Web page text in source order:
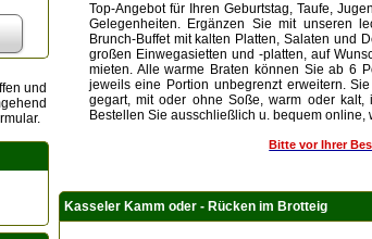
und
Top-Angebot für Ihren Geburtstag, Taufe,
Gelegenheiten. Ergänzen Sie mit unseren
Brunch-Buffet mit kalten Platten, Salaten und
großen Einwegasietten und -platten, auf
mieten. Alle warme Braten können Sie ab 6
jeweils eine Portion unbegrenzt erweitern.
gegart, mit oder ohne Soße, warm oder kalt,
Bestellen Sie ausschließlich u. bequem online,
Bitte vor Ihrer
Kasseler Kamm oder - Rücken im Brotteig